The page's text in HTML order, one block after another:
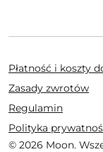
© 2026 Moon.
Płatność i koszty
Zasady zwrotów
Regulamin
Polityka